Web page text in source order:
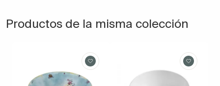
Productos de la misma colección